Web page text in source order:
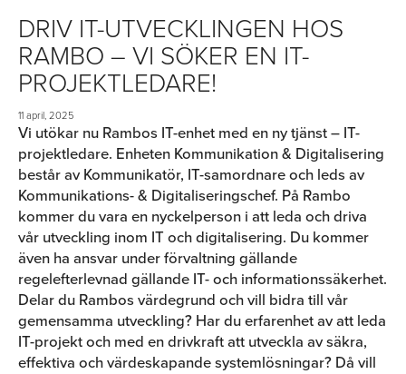
DRIV IT-UTVECKLINGEN HOS
RAMBO – VI SÖKER EN IT-
PROJEKTLEDARE!
11 april, 2025
Vi utökar nu Rambos IT-enhet med en ny tjänst – IT-
projektledare. Enheten Kommunikation & Digitalisering
består av Kommunikatör, IT-samordnare och leds av
Kommunikations- & Digitaliseringschef. På Rambo
kommer du vara en nyckelperson i att leda och driva
vår utveckling inom IT och digitalisering. Du kommer
även ha ansvar under förvaltning gällande
regelefterlevnad gällande IT- och informationssäkerhet.
Delar du Rambos värdegrund och vill bidra till vår
gemensamma utveckling? Har du erfarenhet av att leda
IT-projekt och med en drivkraft att utveckla av säkra,
effektiva och värdeskapande systemlösningar? Då vill